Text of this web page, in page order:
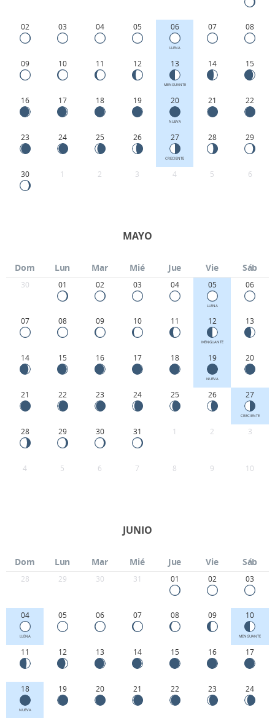
02 03 04 05 06
LLENA
07 08
09 10 11 12 13
MENGUANTE
14 15
16 17 18 19 20
NUEVA
21 22
23 24 25 26 27
CRECIENTE
28 29
30 1 2 3 4 5 6
MAYO
Dom Lun Mar Mié Jue Vie Sáb
30 01 02 03 04 05
LLENA
06
07 08 09 10 11 12
MENGUANTE
13
14 15 16 17 18 19
NUEVA
20
21 22 23 24 25 26 27
CRECIENTE
28 29 30 31 1 2 3
4 5 6 7 8 9 10
JUNIO
Dom Lun Mar Mié Jue Vie Sáb
28 29 30 31 01 02 03
04
LLENA
05 06 07 08 09 10
MENGUANTE
11 12 13 14 15 16 17
18
NUEVA
19 20 21 22 23 24